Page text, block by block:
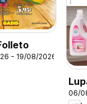
- 19/08/2026
06/